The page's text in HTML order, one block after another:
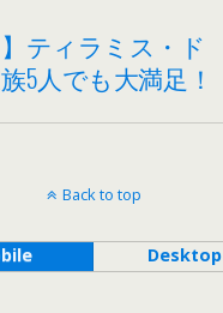
】ティラミス・ド
5人でも大満足！
Back to top
Desktop